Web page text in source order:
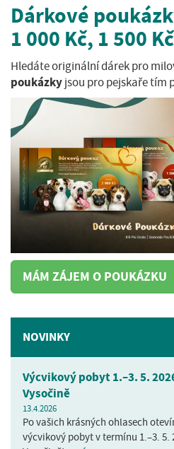
Dárkové
1 000 Kč, 1 500
Hledáte originální dárek pro
poukázkyjsou pro pejskaře tím
MÁM ZÁJEM O POUKÁZKU
NOVINKY
Výcvikový pobyt 1.–3. 5.
Vysočině
13.4.2026
Po vašich krásných ohlasech
výcvikový pobyt v termínu 1.–3. 5.